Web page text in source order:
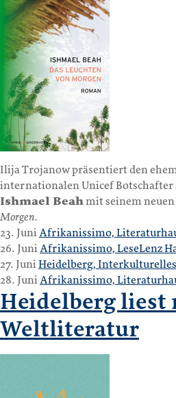
Ilija Trojanow präsentiert den
internationalen Unicef Botschafter
Ishmael Beahmit seinem neuen
Morgen.
23. JuniAfrikanissimo,
26. JuniAfrikanissimo, LeseLenz
27. JuniHeidelberg,
28. JuniAfrikanissimo,
Heidelberg liest
Weltliteratur